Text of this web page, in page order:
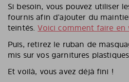
Si besoin, vous pouvez utiliser
fournis afin d’ajouter du
teintés.Voici comment faire en
Puis, retirez le ruban de
mis sur vos garnitures
Et voilà, vous avez déjà fini !